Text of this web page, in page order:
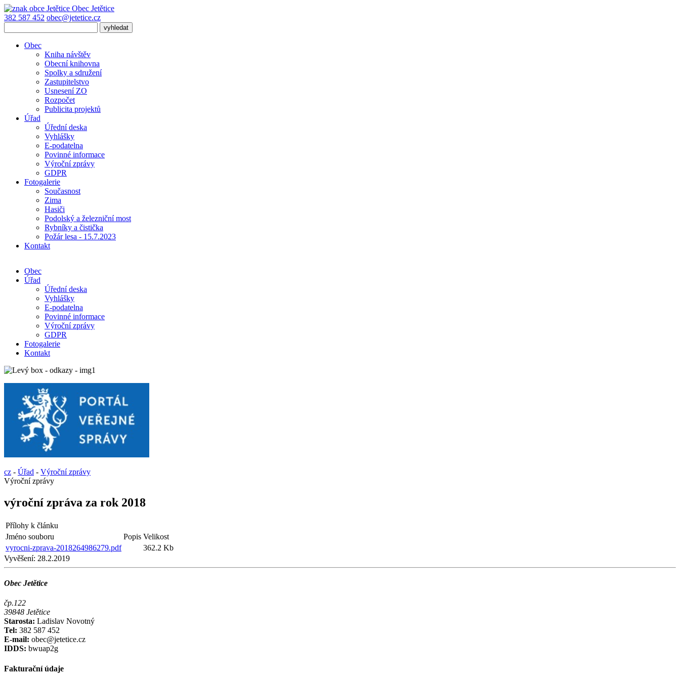
Obec Jetětice
382 587 452 obec@jetetice.cz
Obec
Kniha návštěv
Obecní knihovna
Spolky a sdružení
Zastupitelstvo
Usnesení ZO
Rozpočet
Publicita projektů
Úřad
Úřední deska
Vyhlášky
E-podatelna
Povinné informace
Výroční zprávy
GDPR
Fotogalerie
Současnost
Zima
Hasiči
Podolský a železniční most
Rybníky a čistička
Požár lesa - 15.7.2023
Kontakt
Obec
Úřad
Úřední deska
Vyhlášky
E-podatelna
Povinné informace
Výroční zprávy
GDPR
Fotogalerie
Kontakt
cz - Úřad - Výroční zprávy
Výroční zprávy
výroční zpráva za rok 2018
Přílohy k článku
Jméno souboru
Popis Velikost
vyrocni-zprava-2018264986279.pdf
362.2 Kb
Vyvěšení: 28.2.2019
Obec Jetětice
čp.122
39848 Jetětice
Starosta: Ladislav Novotný
Tel: 382 587 452
E-mail: obec@jetetice.cz
IDDS: bwuap2g
Fakturační údaje